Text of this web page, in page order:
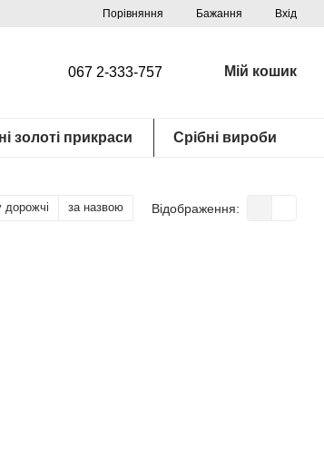
Порівняння Бажання Вхід
067 2-333-757 Мій кошик
золоті прикраси Срібні вироби
дорожчі за назвою Відображення: